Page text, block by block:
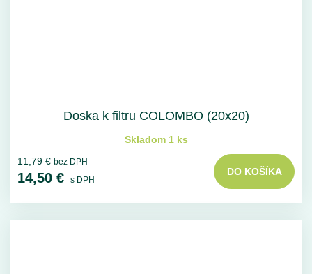
Doska k filtru COLOMBO (20x20)
Skladom 1 ks
11,79 € bez DPH
14,50 € s DPH
DO KOŠÍKA